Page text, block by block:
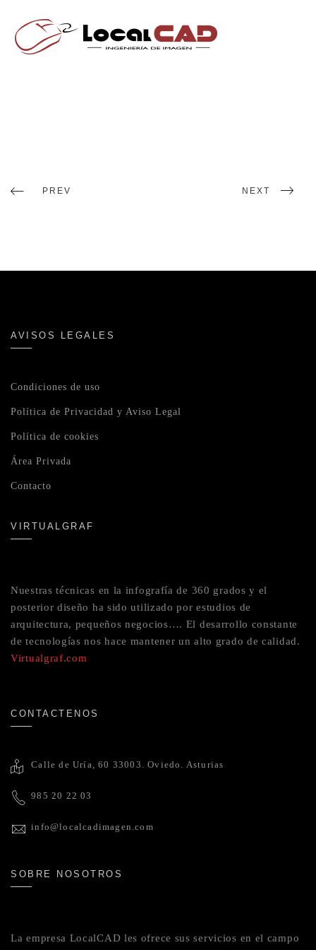
PREV NEXT
AVISOS LEGALES
Condiciones de uso
Política de Privacidad y Aviso Legal
Política de cookies
Área Privada
Contacto
VIRTUALGRAF
Nuestras técnicas en la infografía de 360 grados y el
posterior diseño ha sido utilizado por estudios de
arquitectura, pequeños negocios…. El desarrollo constante
de tecnologías nos hace mantener un alto grado de calidad.
Virtualgraf.com
CONTACTENOS
Calle de Uría, 60 33003. Oviedo. Asturias
985 20 22 03
info@localcadimagen.com
SOBRE NOSOTROS
La empresa LocalCAD les ofrece sus servicios en el campo